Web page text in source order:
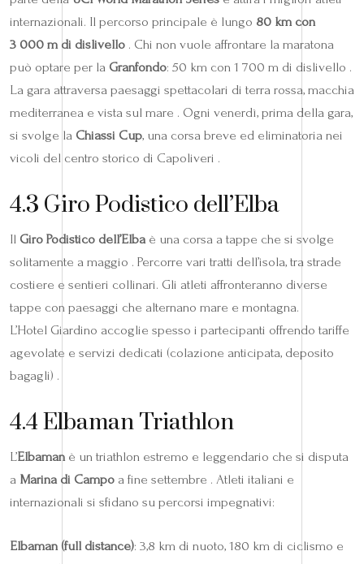
internazionali. Il percorso principale è lungo 80 km con
3 000 m di dislivello . Chi non vuole affrontare la maratona
può optare per la Granfondo: 50 km con 1 700 m di dislivello .
La gara attraversa paesaggi spettacolari di terra rossa, macchia
mediterranea e vista sul mare . Ogni venerdì, prima della gara,
si svolge la Chiassi Cup, una corsa breve ed eliminatoria nei
vicoli del centro storico di Capoliveri .
4.3 Giro Podistico dell’Elba
Il Giro Podistico dell’Elbaè una corsa a tappe che si svolge
solitamente a maggio . Percorre vari tratti dell’isola, tra strade
costiere e sentieri collinari. Gli atleti affronteranno diverse
tappe con paesaggi che alternano mare e montagna.
L’Hotel Giardino accoglie spesso i partecipanti offrendo tariffe
agevolate e servizi dedicati (colazione anticipata, deposito
bagagli) .
4.4 Elbaman Triathlon
L’Elbamanè un triathlon estremo e leggendario che si disputa
a Marina di Campo a fine settembre . Atleti italiani e
internazionali si sfidano su percorsi impegnativi:
Elbaman (full distance): 3,8 km di nuoto, 180 km di ciclismo e